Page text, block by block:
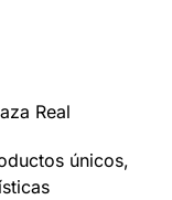
Real
únicos,